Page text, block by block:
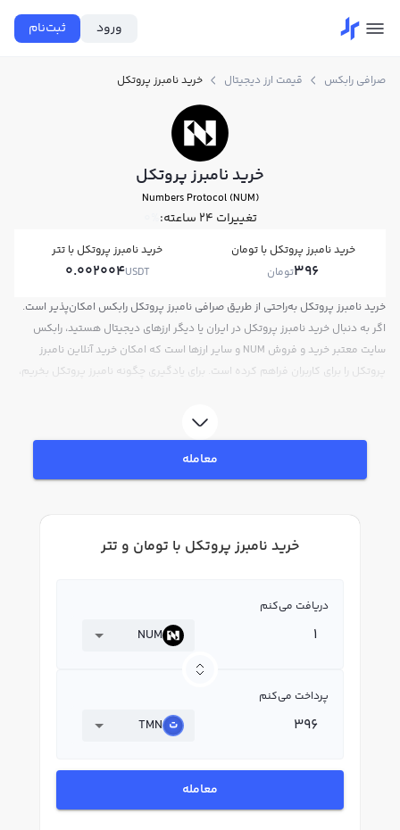
ورود ثبت‌نام
صرافی رابکس قیمت ارز دیجیتال خرید نامبرز پروتکل
خرید نامبرز پروتکل
Numbers Protocol (NUM)
تغییرات ۲۴ ساعته: 0%
خرید نامبرز پروتکل با تومان
396تومان
خرید نامبرز پروتکل با تتر
0.002004USDT
خرید نامبرز پروتکل به‌راحتی از طریق صرافی نامبرز پروتکل رابکس امکان‌پذیر است.
اگر به دنبال خرید نامبرز پروتکل در ایران یا دیگر ارزهای دیجیتال هستید، رابکس
سایت معتبر خرید و فروش NUM و سایر ارزها است که امکان خرید آنلاین نامبرز
پروتکل را برای کاربران فراهم کرده است. برای یادگیری چگونه نامبرز پروتکل بخریم،
به خرید و فروش نامبرز پروتکل NUM بپردازید. در بازار رابکس، قیمت لحظه‌ای، نمودار
و امکانات فروش نامبرز پروتکل نیز در دسترس شما قرار دارد تا بتوانید تصمیمات
معامله
خرید نامبرز پروتکل با تومان و تتر
دریافت می‌کنم
NUM
پرداخت می‌کنم
TMN
معامله